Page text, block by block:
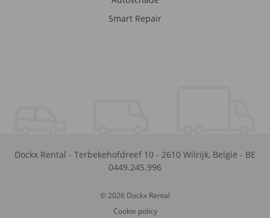
Smart Repair
Dockx Rental - Terbekehofdreef 10 - 2610 Wilrijk, België - BE
0449.245.996
© 2026 Dockx Rental
Cookie policy